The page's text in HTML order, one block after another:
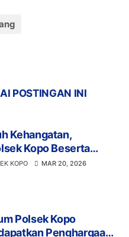
POSTINGAN INI
Kehangatan,
Kopo Beserta
Besar Ucapkan
KOPO MAR 20, 2026
Polsek Kopo
Penghargaan